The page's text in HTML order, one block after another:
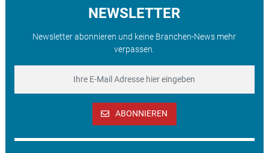
NEWSLETTER
Newsletter abonnieren und keine Branchen-News mehr
verpassen.
ABONNIEREN